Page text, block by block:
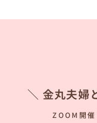
＼ 金丸夫婦
ZOOM開催